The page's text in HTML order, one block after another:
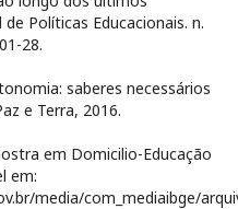
Políticas Educacionais. n.
28.
saberes necessários
e Terra, 2016.
em Domicilio-Educação
em:
media/com_mediaibge/